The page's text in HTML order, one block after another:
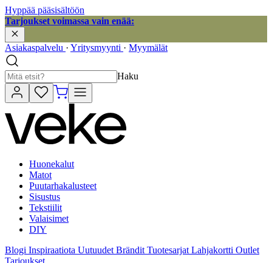
Hyppää pääsisältöön
Tarjoukset voimassa vain enää:
Asiakaspalvelu · Yritysmyynti · Myymälät
Haku
Huonekalut
Matot
Puutarhakalusteet
Sisustus
Tekstiilit
Valaisimet
DIY
Blogi Inspiraatiota Uutuudet Brändit Tuotesarjat Lahjakortti Outlet
Tarjoukset